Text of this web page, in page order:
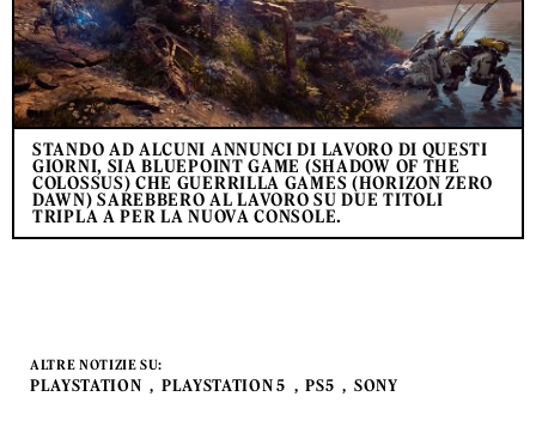
STANDO AD ALCUNI ANNUNCI DI LAVORO DI QUESTI
GIORNI, SIA BLUEPOINT GAME (SHADOW OF THE
COLOSSUS) CHE GUERRILLA GAMES (HORIZON ZERO
DAWN) SAREBBERO AL LAVORO SU DUE TITOLI
TRIPLA A PER LA NUOVA CONSOLE.
ALTRE NOTIZIE SU:
PLAYSTATION PLAYSTATION 5 PS5 SONY